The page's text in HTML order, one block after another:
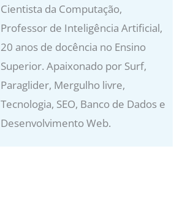
Cientista da Computação,
Professor de Inteligência Artificial,
20 anos de docência no Ensino
Superior. Apaixonado por Surf,
Paraglider, Mergulho livre,
Tecnologia, SEO, Banco de Dados e
Desenvolvimento Web.